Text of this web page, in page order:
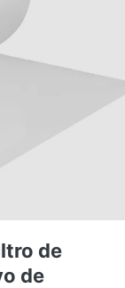
de
de